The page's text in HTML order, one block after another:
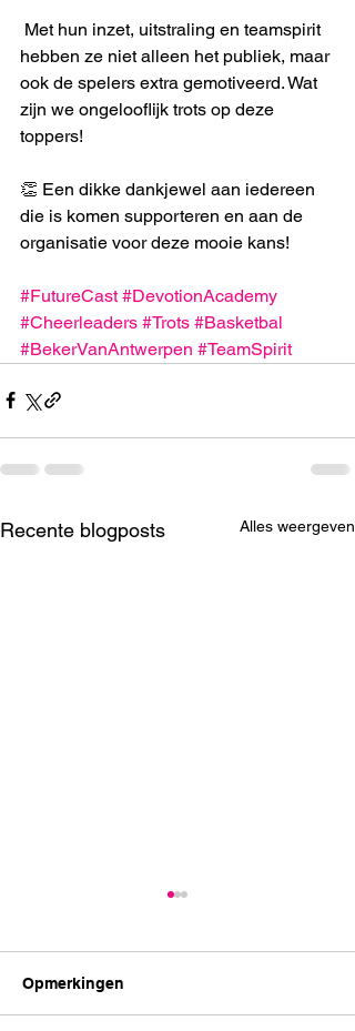
hebben ze niet alleen het publiek, maar
ook de spelers extra gemotiveerd. Wat
zijn we ongelooflijk trots op deze
toppers!
👏 Een dikke dankjewel aan iedereen
die is komen supporteren en aan de
organisatie voor deze mooie kans!
#FutureCast #DevotionAcademy
#Cheerleaders #Trots #Basketbal
#BekerVanAntwerpen #TeamSpirit
Recente blogposts Alles weergeven
Opmerkingen